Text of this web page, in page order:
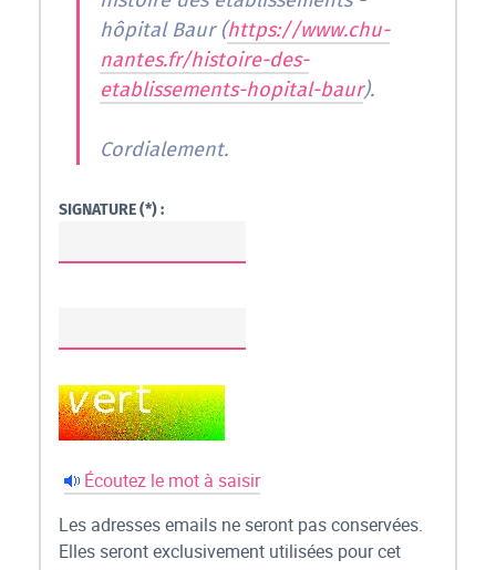
hôpital Baur (https://www.chu-
nantes.fr/histoire-des-
etablissements-hopital-baur).
Cordialement.
SIGNATURE (*) :
Écoutez le mot à saisir
Les adresses emails ne seront pas conservées.
Elles seront exclusivement utilisées pour cet